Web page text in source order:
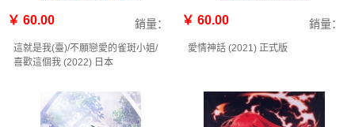
￥ 60.00 銷量：
這就是我(臺)/不願戀愛的雀斑小姐/
喜歡這個我 (2022) 日本
￥ 60.00 銷量：
愛情神話‎ (2021) 正式版